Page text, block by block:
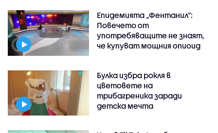
Епидемията „Фентанил”:
Повечето от
употребяващите не знаят,
че купуват мощния опиоид
Булка избра рокля в
цветовете на
трибагреника заради
детска мечта